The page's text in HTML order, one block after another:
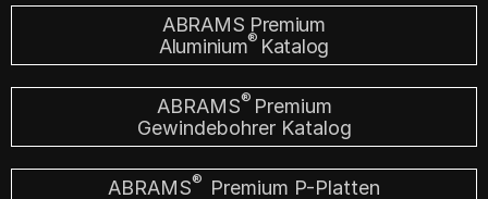
ABRAMS Premium
Aluminium® Katalog
ABRAMS® Premium
Gewindebohrer Katalog
ABRAMS® Premium P-Platten